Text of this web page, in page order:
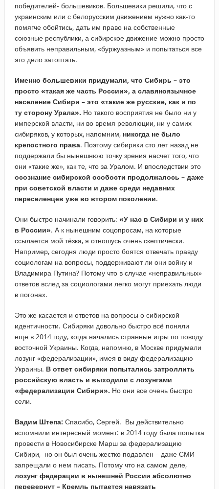
победителей- большевиков. Большевики решили, что с
украинским или с белорусским движением нужно как-то
помягче обойтись, дать им право на собственные
союзные республики, а сибирское движение можно просто
объявить неправильным, «буржуазным» и попытаться все
это дело затоптать.
Именно большевики придумали, что Сибирь – это
просто «такая же часть России», а славяноязычное
население Сибири – это «такие же русские, как и по
ту сторону Урала». Но такого восприятия не было ни у
имперской власти, ни во время революции, ни у самих
сибиряков, у которых, напомним, никогда не было
крепостного права. Поэтому сибиряки сто лет назад не
поддержали бы нынешнюю точку зрения насчет того, что
они «такие же», как те, что за Уралом. И впоследствии это
осознание сибирской особости продолжалось – даже
при советской власти и даже среди недавних
переселенцев уже во втором поколении.
Они быстро начинали говорить: «У нас в Сибири и у них
в России». А к нынешним соцопросам, на которые
ссылается мой тёзка, я отношусь очень скептически.
Например, сегодня люди просто боятся отвечать правду
социологам на вопросы, поддерживают ли они войну и
Владимира Путина? Потому что в случае «неправильных»
ответов вслед за социологами легко могут приехать люди
в погонах.
Это же касается и ответов на вопросы о сибирской
идентичности. Сибиряки довольно быстро всё поняли
еще в 2014 году, когда начались странные игры по поводу
восточной Украины. Когда, напомню, в Москве придумали
лозунг «федерализации», имея в виду федерализацию
Украины. В ответ сибиряки попытались затроллить
российскую власть и выходили с лозунгами
«федерализации Сибири». Но они все очень быстро
сели.
Вадим Штепа: Спасибо, Сергей. Вы действительно
вспомнили интересный момент: в 2014 году была попытка
провести в Новосибирске Марш за федерализацию
Сибири, но он был очень жестко подавлен – даже СМИ
запрещали о нем писать. Потому что на самом деле,
лозунг федерации в нынешней России абсолютно
перевернут – Кремль пытается навязать